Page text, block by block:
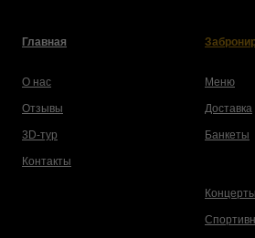
Главная
О нас
Отзывы
3D-тур
Контакты
Меню
Доставка
Банкеты
Концерты